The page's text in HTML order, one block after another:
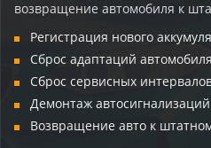
возвращение автомобиля к
Регистрация нового
Сброс адаптаций автомобиля
Сброс сервисных
Демонтаж автосигнализаций
Возвращение авто к